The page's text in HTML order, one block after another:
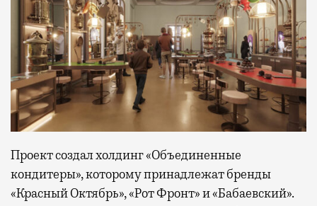
Проект создал холдинг «Объединенные
кондитеры», которому принадлежат бренды
«Красный Октябрь», «Рот Фронт» и «Бабаевский».